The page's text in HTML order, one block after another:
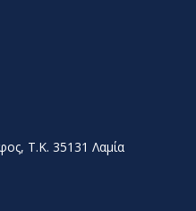
Τ.Κ. 35131 Λαμία